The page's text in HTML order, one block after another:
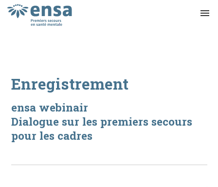
menu
Enregistrement
ensa webinair
Dialogue sur les premiers secours
pour les cadres